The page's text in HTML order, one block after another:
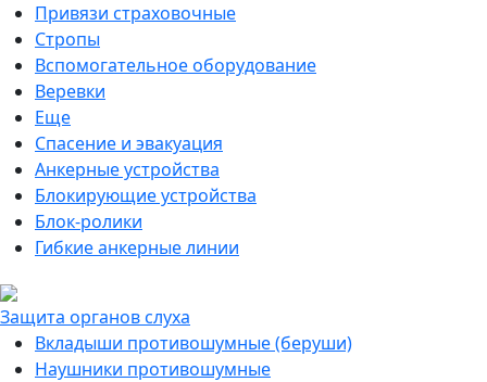
Привязи страховочные
Стропы
Вспомогательное оборудование
Веревки
Еще
Спасение и эвакуация
Анкерные устройства
Блокирующие устройства
Блок-ролики
Гибкие анкерные линии
Защита органов слуха
Вкладыши противошумные (беруши)
Наушники противошумные